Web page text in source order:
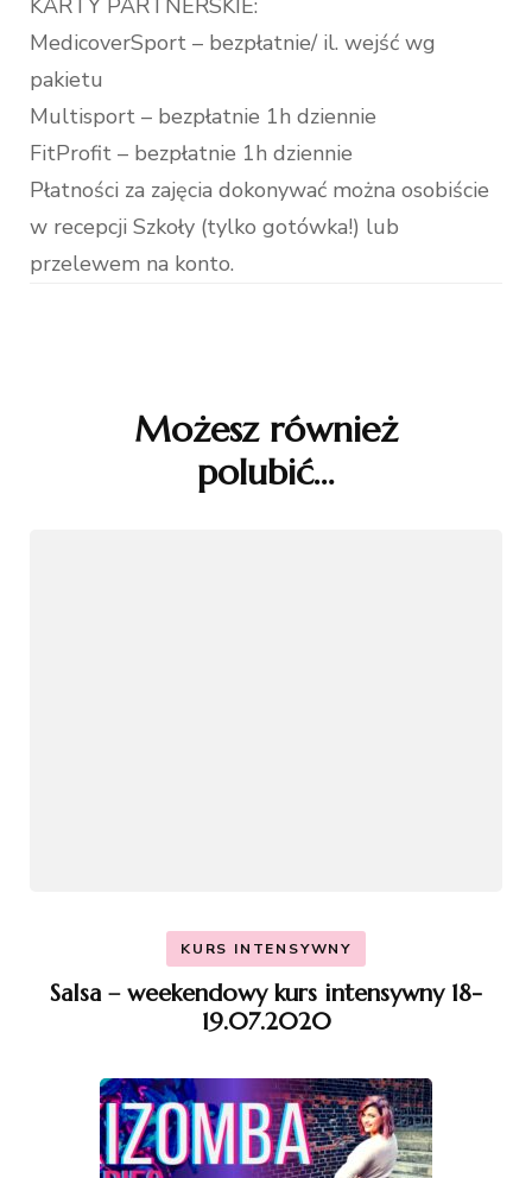
MedicoverSport – bezpłatnie/ il. wejść wg
pakietu
Multisport – bezpłatnie 1h dziennie
FitProfit – bezpłatnie 1h dziennie
Płatności za zajęcia dokonywać można osobiście
w recepcji Szkoły (tylko gotówka!) lub
przelewem na konto.
Możesz również
polubić…
KURS INTENSYWNY
Salsa – weekendowy kurs intensywny 18-
19.07.2020